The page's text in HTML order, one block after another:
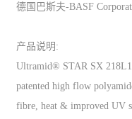
德国巴斯夫-BASF
产品说明:
Ultramid® STAR SX
patented high flow
fibre, heat & improved UV